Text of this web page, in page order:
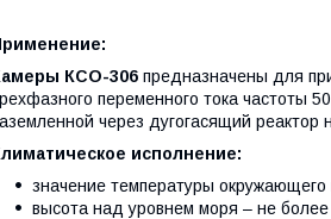
КСО-306 предназначены для
переменного тока частоты
через дугогасящий реактор
исполнение:
значение температуры
высота над уровнем моря – не